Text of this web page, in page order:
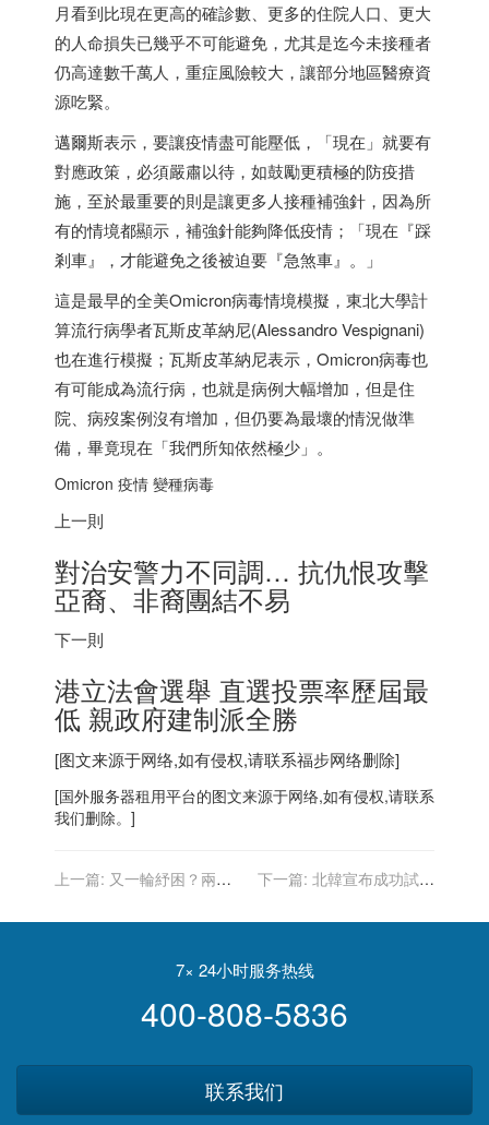
月看到比現在更高的確診數、更多的住院人口、更大
的人命損失已幾乎不可能避免，尤其是迄今未接種者
仍高達數千萬人，重症風險較大，讓部分地區醫療資
源吃緊。
邁爾斯表示，要讓疫情盡可能壓低，「現在」就要有
對應政策，必須嚴肅以待，如鼓勵更積極的防疫措
施，至於最重要的則是讓更多人接種補強針，因為所
有的情境都顯示，補強針能夠降低疫情；「現在『踩
剎車』，才能避免之後被迫要『急煞車』。」
這是最早的全美Omicron病毒情境模擬，東北大學計
算流行病學者瓦斯皮革納尼(Alessandro Vespignani)
也在進行模擬；瓦斯皮革納尼表示，Omicron病毒也
有可能成為流行病，也就是病例大幅增加，但是住
院、病歿案例沒有增加，但仍要為最壞的情況做準
備，畢竟現在「我們所知依然極少」。
Omicron 疫情 變種病毒
上一則
對治安警力不同調… 抗仇恨攻擊
亞裔、非裔團結不易
下一則
港立法會選舉 直選投票率歷屆最
低 親政府建制派全勝
[图文来源于网络,如有侵权,请联系福步网络删除]
[国外服务器租用平台的图文来源于网络,如有侵权,请联系
我们删除。]
上一篇: 又一輪紓困？兩黨
資金680億
下一篇: 北韓宣布成功試射
評
7× 24小时服务热线
400-808-5836
联系我们